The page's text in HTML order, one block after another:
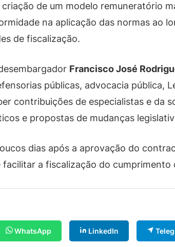
de um modelo remuneratório
na aplicação das normas ao
de fiscalização.
Francisco José
públicas, advocacia pública,
contribuições de especialistas e da
e propostas de mudanças
dias após a aprovação do
facilitar a fiscalização do
WhatsApp LinkedIn